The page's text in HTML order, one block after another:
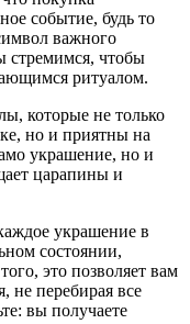
событие, будь то
важного
стремимся, чтобы
ритуалом.
которые не только
но и приятны на
украшение, но и
царапины и
украшение в
состоянии,
это позволяет вам
не перебирая все
вы получаете